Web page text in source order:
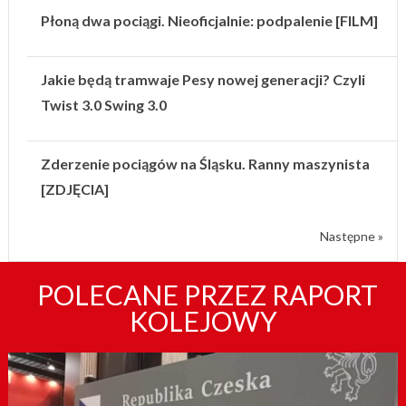
Płoną dwa pociągi. Nieoficjalnie: podpalenie [FILM]
Jakie będą tramwaje Pesy nowej generacji? Czyli
Twist 3.0 Swing 3.0
Zderzenie pociągów na Śląsku. Ranny maszynista
[ZDJĘCIA]
Następne »
POLECANE PRZEZ RAPORT
KOLEJOWY